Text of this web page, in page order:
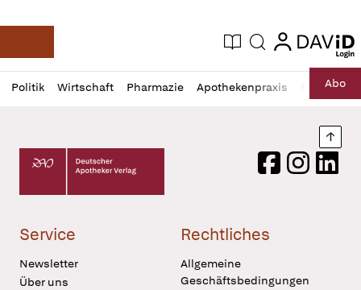
Deutsche Apotheker Zeitung
Aktuelle Ausgabe
Suche login
login
Politik Wirtschaft Pharmazie Apothekenpraxis RechtAbo
Profil
öffnen
Daz
Pur
Deutscher Apotheker Verlag Logo
FacebookInstagram
Service
Newsletter
Über uns
Rechtliches
Allgemeine
Geschäftsbedingungen